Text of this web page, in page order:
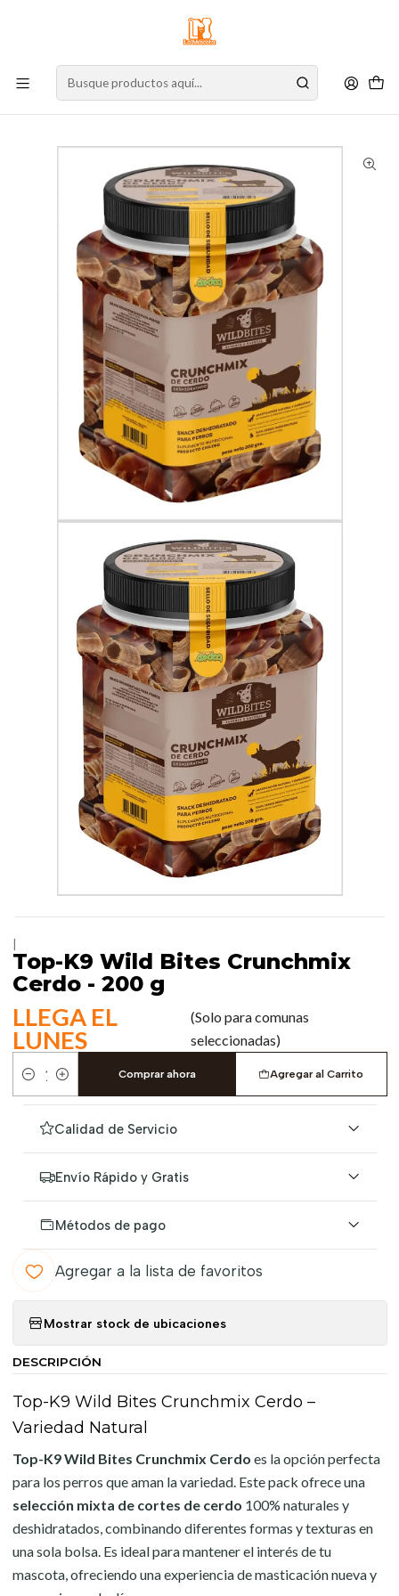
Nuestro stock online es independiente de la tienda física.
Compre por la web para garantizar sus productos y espere nuestra
Inicio Perro Alimento para Perros
Deshidratados
Top-K9 Wild Bites Crunchmix Cerdo - 200 g
Top-K9 Wild Bites Crunchmix
Cerdo - 200 g
LLEGA EL
LUNES
(Solo para comunas
seleccionadas)
Cantidad
Agregar al Carrito
Comprar ahora
Calidad de Servicio
Envío Rápido y Gratis
Métodos de pago
Agregar a la lista de favoritos
Mostrar stock de ubicaciones
DESCRIPCIÓN
Top-K9 Wild Bites Crunchmix Cerdo –
Variedad Natural
Top-K9 Wild Bites Crunchmix Cerdo es la opción perfecta
para los perros que aman la variedad. Este pack ofrece una
selección mixta de cortes de cerdo 100% naturales y
deshidratados, combinando diferentes formas y texturas en
una sola bolsa. Es ideal para mantener el interés de tu
mascota, ofreciendo una experiencia de masticación nueva y